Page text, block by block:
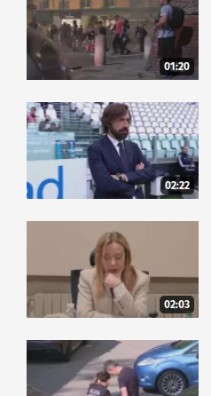
01:20
02:22
02:03